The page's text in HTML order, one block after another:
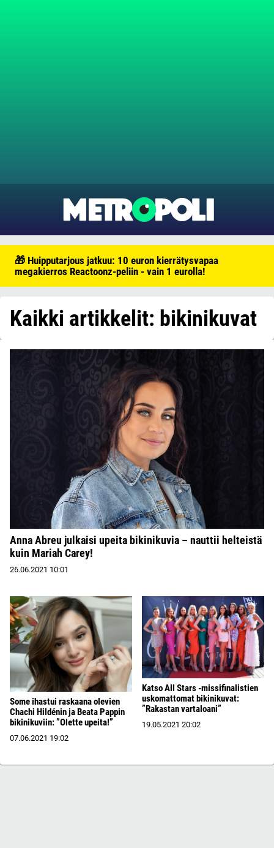
🎁 Huipputarjous jatkuu: 10 euron kierrätysvapaa
megakierros Reactoonz-peliin - vain 1 eurolla!
Kaikki artikkelit: bikinikuvat
Anna Abreu julkaisi upeita bikinikuvia – nauttii helteistä
kuin Mariah Carey!
26.06.2021 10:01
Some ihastui raskaana olevien
Chachi Hildénin ja Beata Pappin
bikinikuviin: ”Olette upeita!”
07.06.2021 19:02
Katso All Stars -missifinalistien
uskomattomat bikinikuvat:
”Rakastan vartaloani”
19.05.2021 20:02